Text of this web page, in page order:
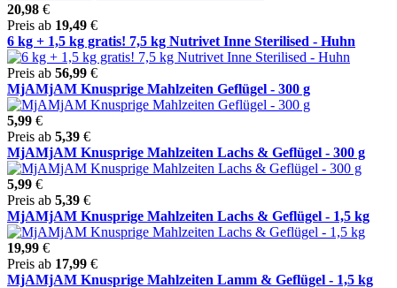
20,98 €
Preis ab 19,49 €
6 kg + 1,5 kg gratis! 7,5 kg Nutrivet Inne Sterilised - Huhn
Preis ab 56,99 €
MjAMjAM Knusprige Mahlzeiten Geflügel - 300 g
5,99 €
Preis ab 5,39 €
MjAMjAM Knusprige Mahlzeiten Lachs & Geflügel - 300 g
5,99 €
Preis ab 5,39 €
MjAMjAM Knusprige Mahlzeiten Lachs & Geflügel - 1,5 kg
19,99 €
Preis ab 17,99 €
MjAMjAM Knusprige Mahlzeiten Lamm & Geflügel - 1,5 kg